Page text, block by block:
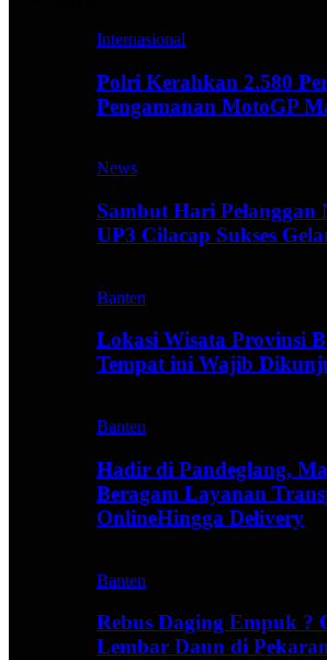
Internasional
Polri Kerahkan 2.580
Pengamanan MotoGP
News
Sambut Hari Pelanggan
UP3 Cilacap Sukses
Banten
Lokasi Wisata Provinsi
Tempat ini Wajib
Banten
Hadir di Pandeglang,
Beragam Layanan
OnlineHingga Delivery
Banten
Rebus Daging Empuk ?
Lembar Daun di